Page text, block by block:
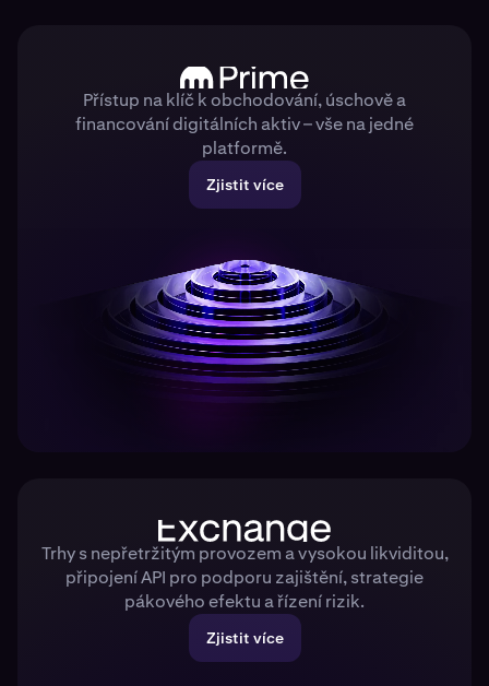
Přístup na klíč k obchodování, úschově a
financování digitálních aktiv – vše na jedné
platformě.
Zjistit více
Trhy s nepřetržitým provozem a vysokou likviditou,
připojení API pro podporu zajištění, strategie
pákového efektu a řízení rizik.
Zjistit více